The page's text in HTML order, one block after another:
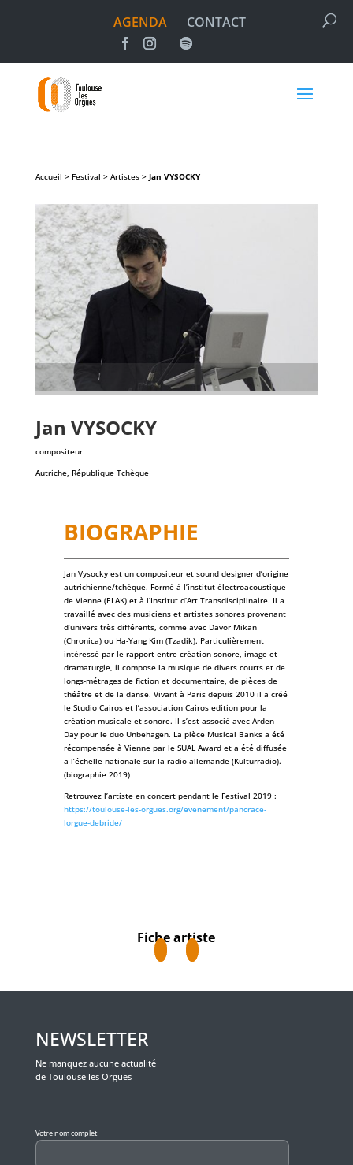
AGENDA CONTACT
Accueil > Festival > Artistes > Jan VYSOCKY
Jan VYSOCKY
compositeur
Autriche, République Tchèque
BIOGRAPHIE
Jan Vysocky est un compositeur et sound designer d’origine
autrichienne/tchèque. Formé à l’institut électroacoustique
de Vienne (ELAK) et à l’Institut d’Art Transdisciplinaire. Il a
travaillé avec des musiciens et artistes sonores provenant
d’univers très différents, comme avec Davor Mikan
(Chronica) ou Ha-Yang Kim (Tzadik). Particulièrement
intéressé par le rapport entre création sonore, image et
dramaturgie, il compose la musique de divers courts et de
longs-métrages de fiction et documentaire, de pièces de
théâtre et de la danse. Vivant à Paris depuis 2010 il a créé
le Studio Cairos et l’association Cairos edition pour la
création musicale et sonore. Il s’est associé avec Arden
Day pour le duo Unbehagen. La pièce Musical Banks a été
récompensée à Vienne par le SUAL Award et a été diffusée
a l’échelle nationale sur la radio allemande (Kulturradio).
(biographie 2019)
Retrouvez l’artiste en concert pendant le Festival 2019 :
https://toulouse-les-orgues.org/evenement/pancrace-
lorgue-debride/
Fiche artiste
NEWSLETTER
Ne manquez aucune actualité
de Toulouse les Orgues
Votre nom complet